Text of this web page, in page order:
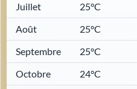
Juillet
25°C
Août
25°C
Septembre
25°C
Octobre
24°C